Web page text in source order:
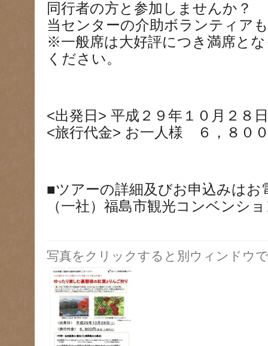
同行者の方と参加しませんか？
当センターの介助ボランティア
※一般席は大好評につき満席と
ください。
<出発日> 平成２９年１０月２８
<旅行代金> お一人様 ６，８０
■ツアーの詳細及びお申込みはお
（一社）福島市観光コンベンシ
写真をクリックすると別ウィンドウ